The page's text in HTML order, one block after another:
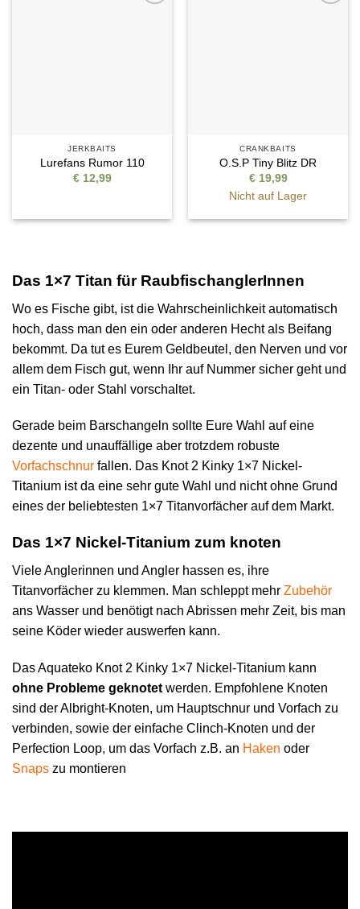
JERKBAITS
Lurefans Rumor 110
€12,99
CRANKBAITS
O.S.P Tiny Blitz DR
€19,99
Nicht auf Lager
Das 1×7 Titan für RaubfischanglerInnen
Wo es Fische gibt, ist die Wahrscheinlichkeit automatisch
hoch, dass man den ein oder anderen Hecht als Beifang
bekommt. Da tut es Eurem Geldbeutel, den Nerven und vor
allem dem Fisch gut, wenn Ihr auf Nummer sicher geht und
ein Titan- oder Stahl vorschaltet.
Gerade beim Barschangeln sollte Eure Wahl auf eine
dezente und unauffällige aber trotzdem robuste
Vorfachschnur fallen. Das Knot 2 Kinky 1×7 Nickel-
Titanium ist da eine sehr gute Wahl und nicht ohne Grund
eines der beliebtesten 1×7 Titanvorfächer auf dem Markt.
Das 1×7 Nickel-Titanium zum knoten
Viele Anglerinnen und Angler hassen es, ihre
Titanvorfächer zu klemmen. Man schleppt mehr Zubehör
ans Wasser und benötigt nach Abrissen mehr Zeit, bis man
seine Köder wieder auswerfen kann.
Das Aquateko Knot 2 Kinky 1×7 Nickel-Titanium kann
ohne Probleme geknotet werden. Empfohlene Knoten
sind der Albright-Knoten, um Hauptschnur und Vorfach zu
verbinden, sowie der einfache Clinch-Knoten und der
Perfection Loop, um das Vorfach z.B. an Haken oder
Snaps zu montieren